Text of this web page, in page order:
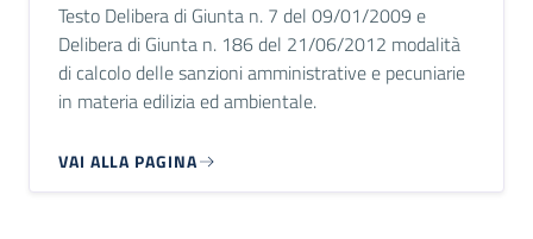
Testo Delibera di Giunta n. 7 del 09/01/2009 e
Delibera di Giunta n. 186 del 21/06/2012 modalità
di calcolo delle sanzioni amministrative e pecuniarie
in materia edilizia ed ambientale.
VAI ALLA PAGINA